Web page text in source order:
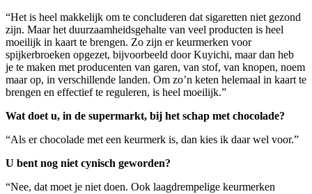
“Het is heel makkelijk om te concluderen dat sigaretten niet gezond
zijn. Maar het duurzaamheidsgehalte van veel producten is heel
moeilijk in kaart te brengen. Zo zijn er keurmerken voor
spijkerbroeken opgezet, bijvoorbeeld door Kuyichi, maar dan heb
je te maken met producenten van garen, van stof, van knopen, noem
maar op, in verschillende landen. Om zo’n keten helemaal in kaart te
brengen en effectief te reguleren, is heel moeilijk.”
Wat doet u, in de supermarkt, bij het schap met chocolade?
“Als er chocolade met een keurmerk is, dan kies ik daar wel voor.”
U bent nog niet cynisch geworden?
“Nee, dat moet je niet doen. Ook laagdrempelige keurmerken